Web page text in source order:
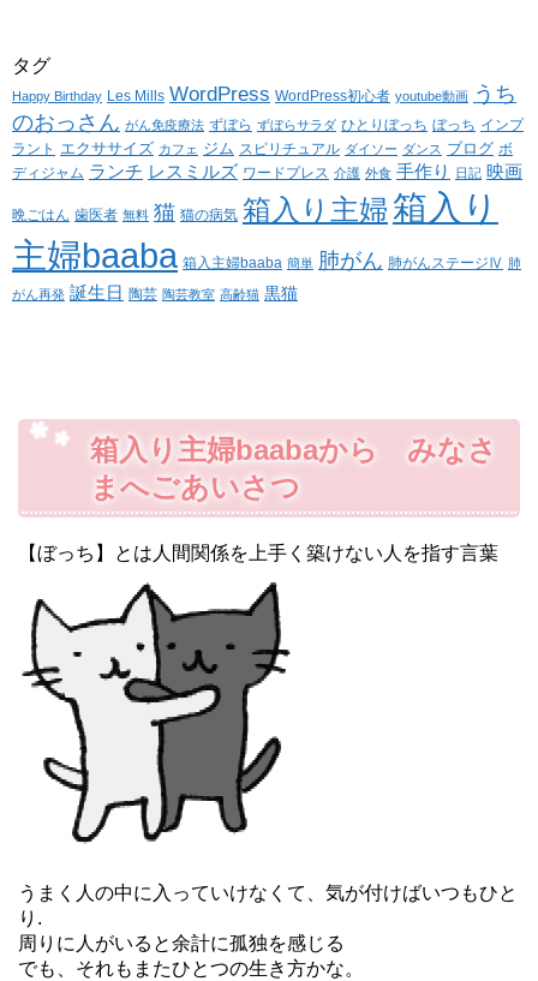
タグ
Happy Birthday Les Mills WordPress WordPress初心者 youtube動画 うち
のおっさん がん免疫療法 ずぼら ずぼらサラダ ひとりぼっち ぼっち インプ
ラント エクササイズ カフェ ジム スピリチュアル ダイソー ダンス ブログ ボ
ディジャム ランチ レスミルズ ワードプレス 介護 外食 手作り 日記 映画
晩ごはん 歯医者 無料 猫 猫の病気 箱入り主婦箱入り
主婦baaba 箱入主婦baaba 簡単 肺がん 肺がんステージⅣ 肺
がん再発 誕生日 陶芸 陶芸教室 高齢猫 黒猫
箱入り主婦baabaから みなさ
まへごあいさつ
【ぼっち】とは人間関係を上手く築けない人を指す言葉
うまく人の中に入っていけなくて、気が付けばいつもひと
り.
周りに人がいると余計に孤独を感じる
でも、それもまたひとつの生き方かな。